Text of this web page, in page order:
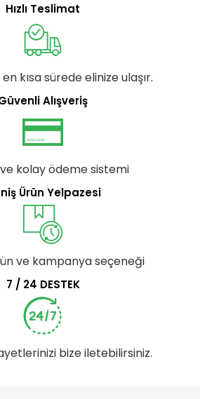
Hızlı Teslimat
kısa sürede elinize ulaşır.
Alışveriş
kolay ödeme sistemi
Ürün Yelpazesi
ve kampanya seçeneği
7 / 24 DESTEK
bize iletebilirsiniz.